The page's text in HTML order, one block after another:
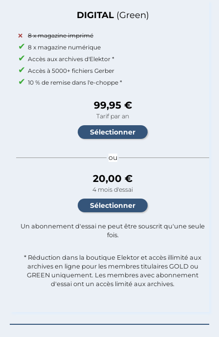
DIGITAL (Green)
8 x magazine imprimé
8 x magazine numérique
Accès aux archives d'Elektor *
Accès à 5000+ fichiers Gerber
10 % de remise dans l'e-choppe *
99,95 €
Tarif par an
ou
20,00 €
4 mois d'essai
Un abonnement d'essai ne peut être souscrit qu'une seule
fois.​
* Réduction dans la boutique Elektor et accès illimité aux
archives en ligne pour les membres titulaires GOLD ou
GREEN uniquement. Les membres avec abonnement
d'essai ont un accès limité aux archives.